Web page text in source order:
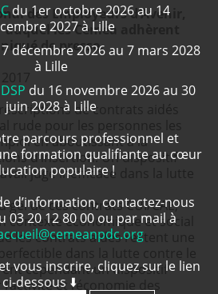
des Employeurs d'Avenir,
les Ceméa adhèrent
de presse.
de contrats aidés
en aboutissant à la
d’insertion. Un dispositif
juge inefficace dans la lutte
gel de ces contrats CUI/CAE,
contexte économique et social
les contrats aidés restent une
cependant un dispositif
et l’économie des
du 1er octobre 2026 au 14
2027 à Lille
décembre 2026 au 7 mars 2028
à Lille
du 16 novembre 2026 au 30
juin 2028 à Lille
parcours professionnel et
formation qualifiante au cœur
populaire !
d’information, contactez-nous
03 20 12 80 00 ou par mail à
vous inscrire, cliquez sur le lien
ci-dessous ⬇️